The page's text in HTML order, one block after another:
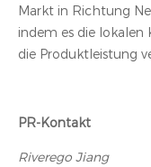
Markt in Richtung
indem es die
die Produktleistung
PR-Kontakt
Riverego Jiang